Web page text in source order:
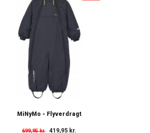
MiNyMo - Flyverdragt
699,95 kr. 419,95 kr.